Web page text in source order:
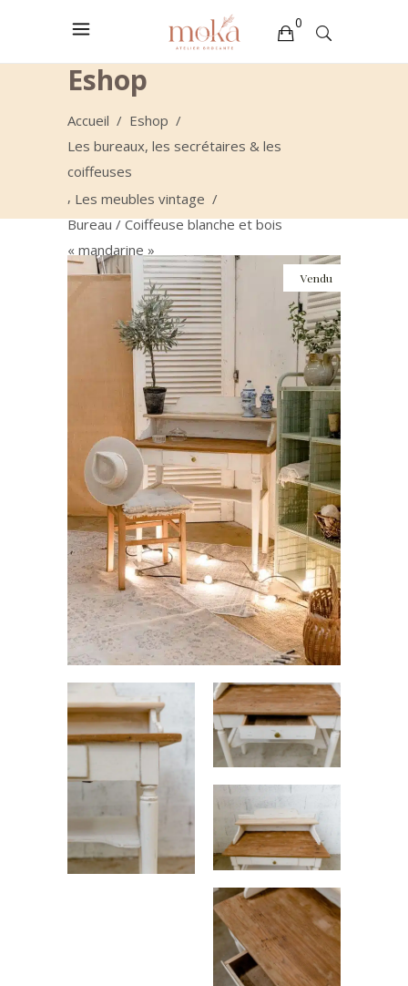
0
Votre sélection est vide
Eshop
Accueil / Eshop /
Les bureaux, les secrétaires & les
coiffeuses
, Les meubles vintage /
Bureau / Coiffeuse blanche et bois
« mandarine »
Vendu